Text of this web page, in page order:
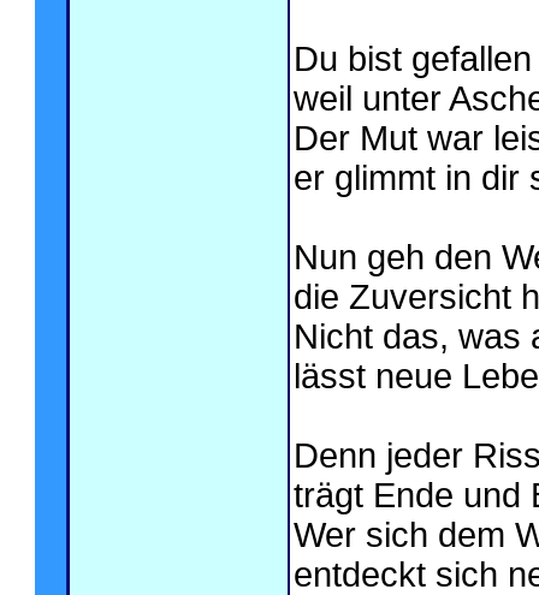
Du bist
weil unter
Der Mut war
er glimmt in dir
Nun geh den
die Zuversicht
Nicht das, was
lässt neue
Denn jeder
trägt Ende und
Wer sich dem
entdeckt sich